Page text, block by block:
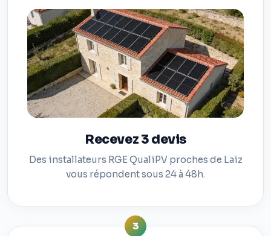
Recevez 3 devis
Des installateurs RGE QualiPV proches de Laiz
vous répondent sous 24 à 48h.
3